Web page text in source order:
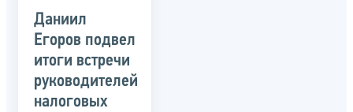
Даниил
Егоров подвел
итоги встречи
руководителей
налоговых